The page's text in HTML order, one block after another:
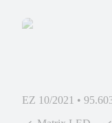
EZ 10/2021 •